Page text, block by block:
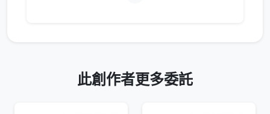
此創作者更多委託